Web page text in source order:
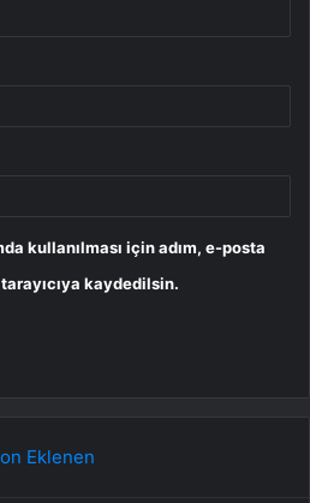
kullanılması için adım, e-posta
kaydedilsin.
Eklenen